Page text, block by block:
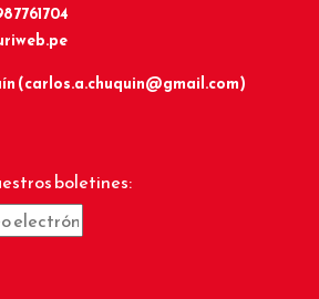
(carlos.a.chuquin@gmail.com)
boletines: